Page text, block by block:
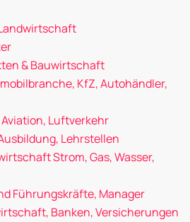
& Bauwirtschaft
KfZ, Autohändler,
Luftverkehr
Lehrstellen
Strom, Gas, Wasser,
Führungskräfte, Manager
Banken, Versicherungen